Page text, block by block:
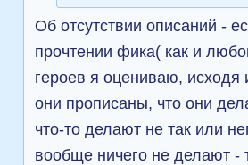
Об отсутствии описаний -
прочтении фика( как и
героев я оцениваю, исходя
они прописаны, что они
что-то делают не так или
вообще ничего не делают